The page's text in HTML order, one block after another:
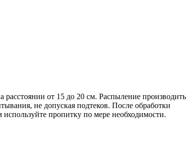
расстоянии от 15 до 20 см. Распыление производить
не допуская подтеков. После обработки
пропитку по мере необходимости.